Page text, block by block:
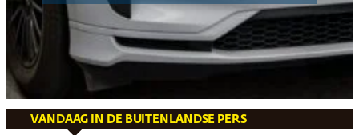
VANDAAG IN DE BUITENLANDSE PERS